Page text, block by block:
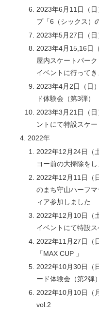
2023年6月11日（
プ「6（シックス）
2023年5月27日（
2023年4月15,16日
屋内スケートパー
イベントに行ってき
2023年4月2日（日
ド体験会（第3弾）
2023年3月21日（
ントにて特設スケ
2022年
2022年12月24日（
ヨー前の大掃除をし
2022年12月11日（
のまち守山ハーフ
ィア参加しました
2022年12月10日（
イベントにて特設
2022年11月27日（
「MAX CUP 」
2022年10月30日（
ード体験会（第2弾）
2022年10月10日（
vol.2